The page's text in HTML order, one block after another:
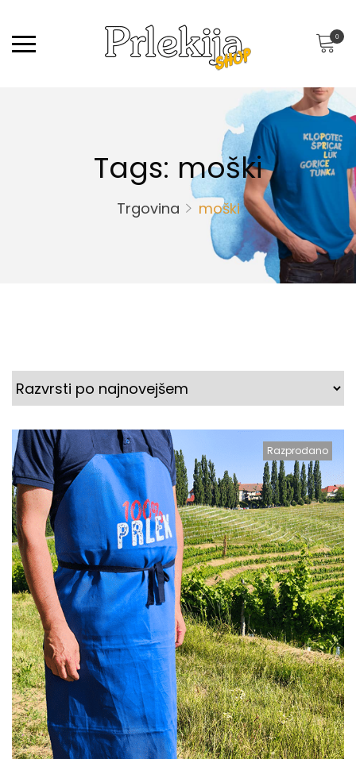
0
Tags: moški
Trgovina moški
Razprodano